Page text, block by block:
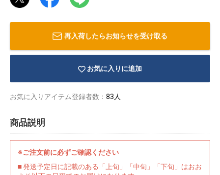
再入荷したらお知らせを受け取る
お気に入りに追加
お気に入りアイテム登録者数： 83人
商品説明
※ご注文前に必ずご確認ください
■ 発送予定日に記載のある「上旬」「中旬」「下旬」はおお